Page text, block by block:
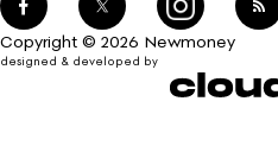
Copyright © 2026 Newmoney
designed & developed by